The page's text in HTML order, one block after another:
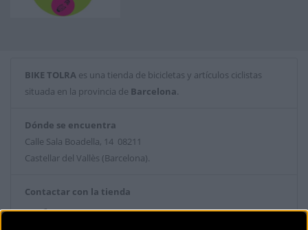
BIKE TOLRA es una tienda de bicicletas y artículos ciclistas
situada en la provincia de Barcelona.
Dónde se encuentra
Calle Sala Boadella, 14 08211
Castellar del Vallès (Barcelona).
Contactar con la tienda
937474179